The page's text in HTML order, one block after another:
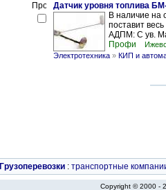
Датчик уровня топлива
В наличие на
поставит
АДПМ: С ув.
Профи
Электротехника » КИП и
Грузоперевозки : транспортные
Copyright © 2000 -